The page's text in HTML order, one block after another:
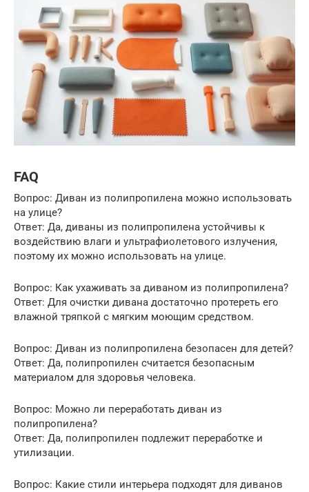
FAQ
Вопрос: Диван из полипропилена можно использовать
на улице?
Ответ: Да, диваны из полипропилена устойчивы к
воздействию влаги и ультрафиолетового излучения,
поэтому их можно использовать на улице.
Вопрос: Как ухаживать за диваном из полипропилена?
Ответ: Для очистки дивана достаточно протереть его
влажной тряпкой с мягким моющим средством.
Вопрос: Диван из полипропилена безопасен для детей?
Ответ: Да, полипропилен считается безопасным
материалом для здоровья человека.
Вопрос: Можно ли переработать диван из
полипропилена?
Ответ: Да, полипропилен подлежит переработке и
утилизации.
Вопрос: Какие стили интерьера подходят для диванов